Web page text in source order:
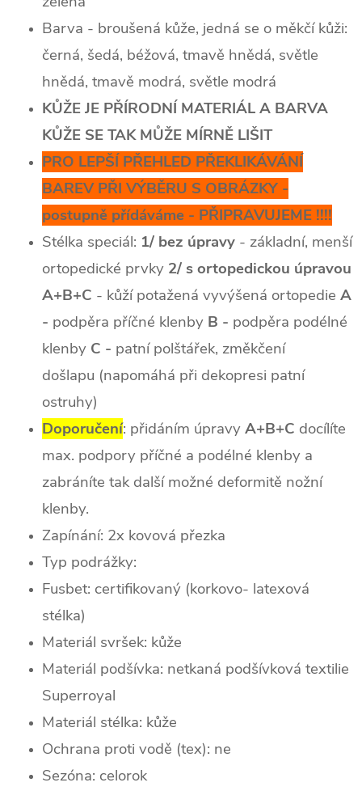
Barva - broušená kůže, jedná se o měkčí kůži:
černá, šedá, béžová, tmavě hnědá, světle
hnědá, tmavě modrá, světle modrá
KŮŽE JE PŘÍRODNÍ MATERIÁL A BARVA
KŮŽE SE TAK MŮŽE MÍRNĚ LIŠIT
PRO LEPŠÍ PŘEHLED PŘEKLIKÁVÁNÍ
BAREV PŘI VÝBĚRU S OBRÁZKY -
postupně přídáváme - PŘIPRAVUJEME !!!!
Stélka speciál: 1/ bez úpravy - základní, menší
ortopedické prvky 2/ s ortopedickou úpravou
A+B+C - kůží potažená vyvýšená ortopedie A
- podpěra příčné klenby B - podpěra podélné
klenby C - patní polštářek, změkčení
došlapu (napomáhá při dekopresi patní
ostruhy)
Doporučení: přidáním úpravyA+B+C docílíte
max. podpory příčné a podélné klenby a
zabráníte tak další možné deformitě nožní
klenby.
Zapínání: 2x kovová přezka
Typ podrážky:
Fusbet: certifikovaný (korkovo- latexová
stélka)
Materiál svršek: kůže
Materiál podšívka: netkaná podšívková textilie
Superroyal
Materiál stélka: kůže
Ochrana proti vodě (tex): ne
Sezóna: celorok